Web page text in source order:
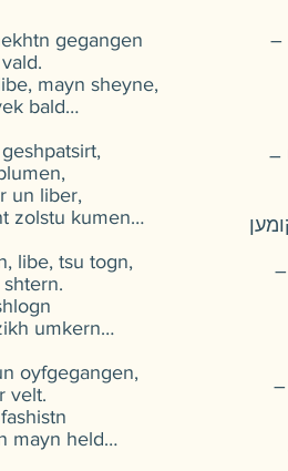
gegangen
mayn sheyne,
bald…
un liber,
zolstu kumen…
libe, tsu togn,
umkern…
oyfgegangen,
velt.
mayn held…